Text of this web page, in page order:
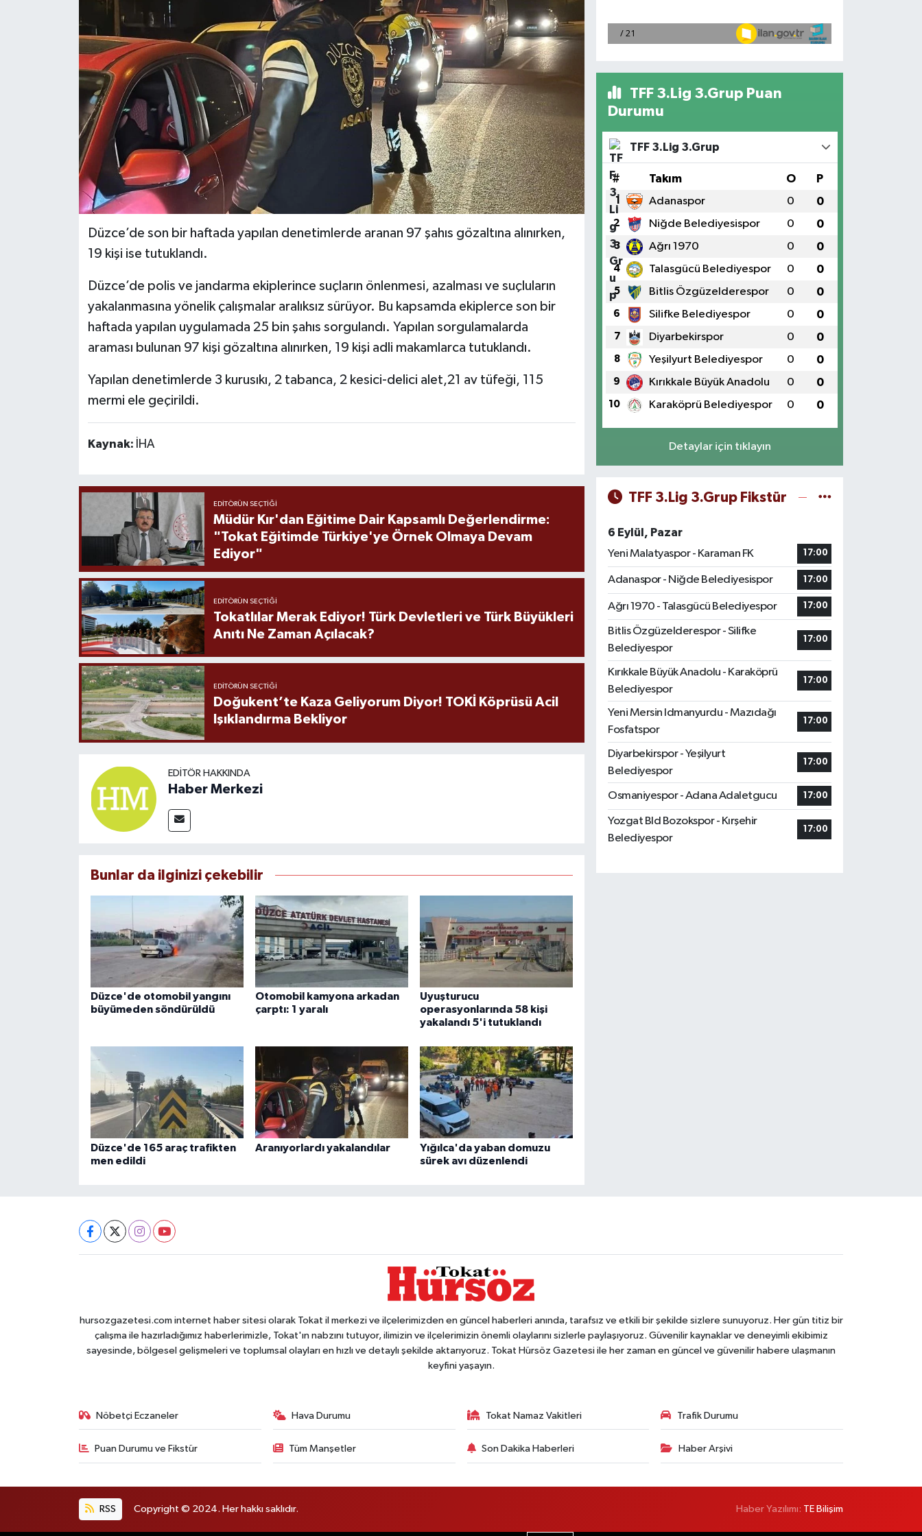
Düzce’de son bir haftada yapılan denetimlerde aranan 97 şahıs gözaltına alınırken,
19 kişi ise tutuklandı.
Düzce’de polis ve jandarma ekiplerince suçların önlenmesi, azalması ve suçluların
yakalanmasına yönelik çalışmalar aralıksız sürüyor. Bu kapsamda ekiplerce son bir
haftada yapılan uygulamada 25 bin şahıs sorgulandı. Yapılan sorgulamalarda
araması bulunan 97 kişi gözaltına alınırken, 19 kişi adli makamlarca tutuklandı.
Yapılan denetimlerde 3 kurusıkı, 2 tabanca, 2 kesici-delici alet,21 av tüfeği, 115
mermi ele geçirildi.
Kaynak: İHA
EDITÖRÜN SEÇTIĞI
Müdür Kır'dan Eğitime Dair Kapsamlı Değerlendirme:
"Tokat Eğitimde Türkiye'ye Örnek Olmaya Devam
Ediyor"
EDITÖRÜN SEÇTIĞI
Tokatlılar Merak Ediyor! Türk Devletleri ve Türk Büyükleri
Anıtı Ne Zaman Açılacak?
EDITÖRÜN SEÇTIĞI
Doğukent’te Kaza Geliyorum Diyor! TOKİ Köprüsü Acil
Işıklandırma Bekliyor
EDITÖR HAKKINDA
Haber Merkezi
Bunlar da ilginizi çekebilir
Düzce'de otomobil yangını
büyümeden söndürüldü
Otomobil kamyona arkadan
çarptı: 1 yaralı
Uyuşturucu
operasyonlarında 58 kişi
yakalandı 5'i tutuklandı
Düzce'de 165 araç trafikten
men edildi
Aranıyorlardı yakalandılar
Yığılca'da yaban domuzu
sürek avı düzenlendi
TFF 3.Lig 3.Grup Puan
Durumu
TFF 3.Lig 3.Grup
# Takım O P
1 Adanaspor 0 0
2 Niğde Belediyesispor 0 0
3 Ağrı 1970 0 0
4 Talasgücü Belediyespor 0 0
5 Bitlis Özgüzelderespor 0 0
6 Silifke Belediyespor 0 0
7 Diyarbekirspor 0 0
8 Yeşilyurt Belediyespor 0 0
9 Kırıkkale Büyük Anadolu 0 0
10 Karaköprü Belediyespor 0 0
Detaylar için tıklayın
TFF 3.Lig 3.Grup Fikstür
6 Eylül, Pazar
Yeni Malatyaspor - Karaman FK
17:00
Adanaspor - Niğde Belediyesispor 17:00
Ağrı 1970 - Talasgücü Belediyespor 17:00
Bitlis Özgüzelderespor - Silifke
Belediyespor
17:00
Kırıkkale Büyük Anadolu - Karaköprü
Belediyespor
17:00
Yeni Mersin Idmanyurdu - Mazıdağı
Fosfatspor
17:00
Diyarbekirspor - Yeşilyurt
Belediyespor
17:00
Osmaniyespor - Adana Adaletgucu 17:00
Yozgat Bld Bozokspor - Kırşehir
Belediyespor
17:00
hursozgazetesi.com internet haber sitesi olarak Tokat il merkezi ve ilçelerimizden en güncel haberleri anında, tarafsız ve etkili bir şekilde sizlere sunuyoruz. Her gün titiz bir
çalışma ile hazırladığımız haberlerimizle, Tokat'ın nabzını tutuyor, ilimizin ve ilçelerimizin önemli olaylarını sizlerle paylaşıyoruz. Güvenilir kaynaklar ve deneyimli ekibimiz
sayesinde, bölgesel gelişmeleri ve toplumsal olayları en hızlı ve detaylı şekilde aktarıyoruz. Tokat Hürsöz Gazetesi ile her zaman en güncel ve güvenilir habere ulaşmanın
keyfini yaşayın.
Nöbetçi Eczaneler Hava Durumu Tokat Namaz Vakitleri Trafik Durumu
Puan Durumu ve Fikstür Tüm Manşetler Son Dakika Haberleri Haber Arşivi
RSS Copyright © 2024. Her hakkı saklıdır. Haber Yazılımı: TE Bilişim
Ekonomi
Tokat Haber